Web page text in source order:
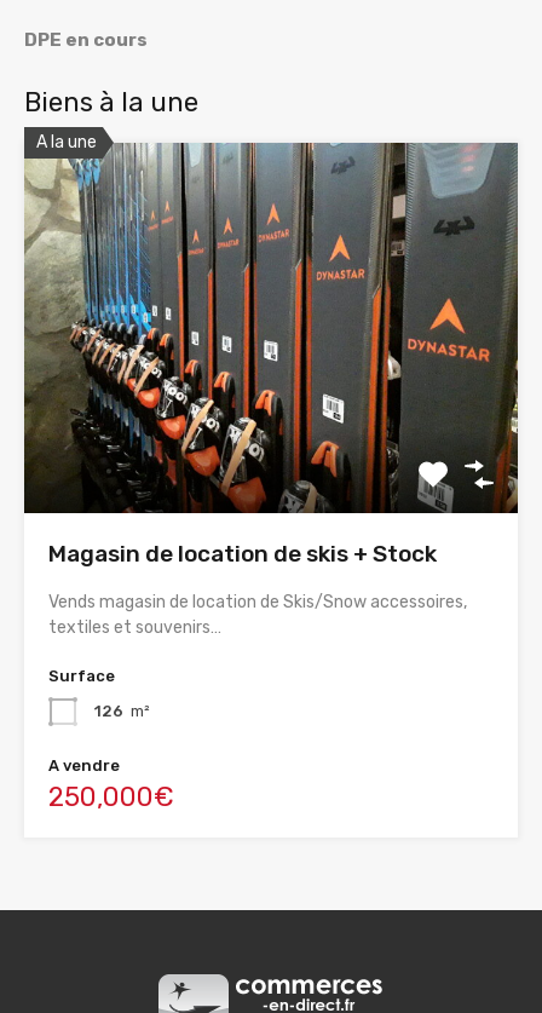
DPE en cours
Biens à la une
A la une
Magasin de location de skis + Stock
Vends magasin de location de Skis/Snow accessoires,
textiles et souvenirs…
Surface
126 m²
A vendre
250,000€